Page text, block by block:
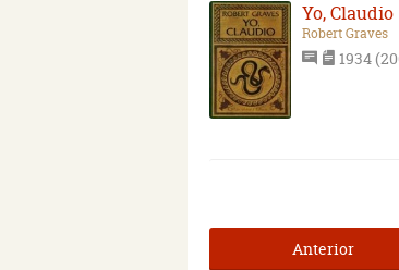
Yo, Claudio
Robert Graves
1934
Anterior